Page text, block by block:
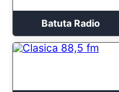
Batuta Radio